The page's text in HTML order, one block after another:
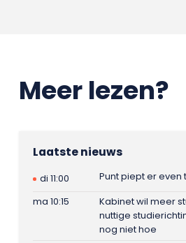
Meer lezen?
Laatste nieuws
di 11:00
Punt piept er even
ma 10:15
Kabinet wil meer
nuttige
nog niet hoe